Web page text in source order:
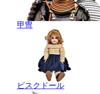
甲冑
ビスクドール